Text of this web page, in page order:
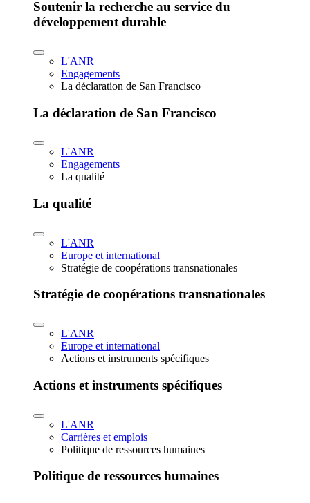
Soutenir la recherche au service du
développement durable
L'ANR
Engagements
La déclaration de San Francisco
La déclaration de San Francisco
L'ANR
Engagements
La qualité
La qualité
L'ANR
Europe et international
Stratégie de coopérations transnationales
Stratégie de coopérations transnationales
L'ANR
Europe et international
Actions et instruments spécifiques
Actions et instruments spécifiques
L'ANR
Carrières et emplois
Politique de ressources humaines
Politique de ressources humaines